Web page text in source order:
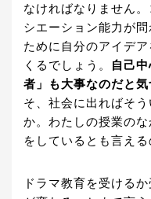
なければなりません
シエーション能力が
ために自分のアイデ
くるでしょう。
自己
者」も大事なのだと気
そ、社会に出ればそ
か。わたしの授業の
をしているとも言える
ドラマ教育を受ける